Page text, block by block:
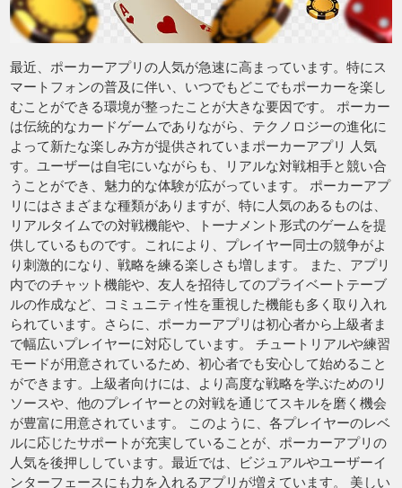
最近、ポーカーアプリの人気が急速に高まっています。特にス
マートフォンの普及に伴い、いつでもどこでもポーカーを楽し
むことができる環境が整ったことが大きな要因です。 ポーカー
は伝統的なカードゲームでありながら、テクノロジーの進化に
よって新たな楽しみ方が提供されていまポーカーアプリ 人気
す。ユーザーは自宅にいながらも、リアルな対戦相手と競い合
うことができ、魅力的な体験が広がっています。 ポーカーアプ
リにはさまざまな種類がありますが、特に人気のあるものは、
リアルタイムでの対戦機能や、トーナメント形式のゲームを提
供しているものです。これにより、プレイヤー同士の競争がよ
り刺激的になり、戦略を練る楽しさも増します。 また、アプリ
内でのチャット機能や、友人を招待してのプライベートテーブ
ルの作成など、コミュニティ性を重視した機能も多く取り入れ
られています。さらに、ポーカーアプリは初心者から上級者ま
で幅広いプレイヤーに対応しています。 チュートリアルや練習
モードが用意されているため、初心者でも安心して始めること
ができます。上級者向けには、より高度な戦略を学ぶためのリ
ソースや、他のプレイヤーとの対戦を通じてスキルを磨く機会
が豊富に用意されています。 このように、各プレイヤーのレベ
ルに応じたサポートが充実していることが、ポーカーアプリの
人気を後押ししています。最近では、ビジュアルやユーザーイ
ンターフェースにも力を入れるアプリが増えています。 美しい